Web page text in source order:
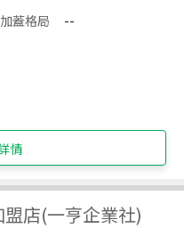
加蓋格局
--
情
店(一亨企業社)